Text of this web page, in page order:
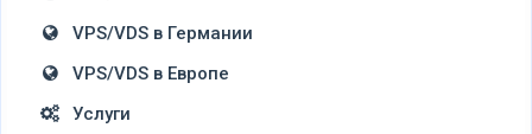
VPS/VDS в Германии
VPS/VDS в Европе
Услуги